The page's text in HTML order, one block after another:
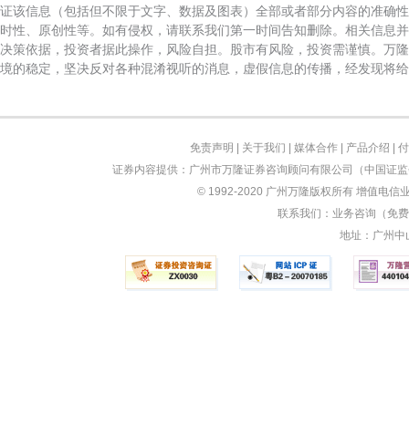
证该信息（包括但不限于文字、数据及图表）全部或者部分内容的准确
时性、原创性等。如有侵权，请联系我们第一时间告知删除。相关信息
决策依据，投资者据此操作，风险自担。股市有风险，投资需谨慎。万
境的稳定，坚决反对各种混淆视听的消息，虚假信息的传播，经发现将
免责声明 关于我们 媒体合作| 产品介绍
证券内容提供：广州市万隆证券咨询顾问有限公司（中国证
© 1992-2020 广州万隆版权所有 增值电信
联系我们：业务咨询（免
地址：广州中